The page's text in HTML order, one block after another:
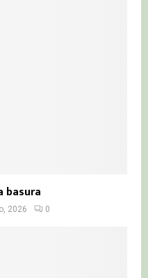
basura
2026 0